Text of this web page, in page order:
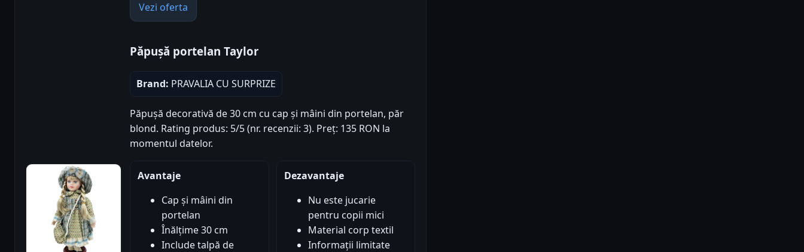
Vezi oferta
Păpușă portelan Taylor
Brand: PRAVALIA CU SURPRIZE
Păpușă decorativă de 30 cm cu cap și mâini din portelan, păr
blond. Rating produs: 5/5 (nr. recenzii: 3). Preț: 135 RON la
momentul datelor.
Avantaje
Cap și mâini din
portelan
Înălțime 30 cm
Include talpă de
Dezavantaje
Nu este jucarie
pentru copii mici
Material corp textil
Informații limitate